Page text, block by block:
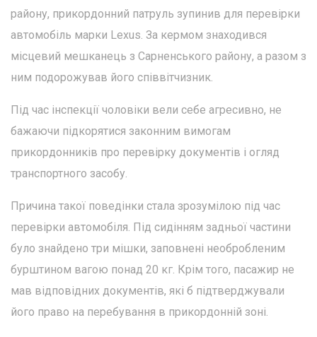
району, прикордонний патруль зупинив для перевірки
автомобіль марки Lexus. За кермом знаходився
місцевий мешканець з Сарненського району, а разом з
ним подорожував його співвітчизник.
Під час інспекції чоловіки вели себе агресивно, не
бажаючи підкорятися законним вимогам
прикордонників про перевірку документів і огляд
транспортного засобу.
Причина такої поведінки стала зрозумілою під час
перевірки автомобіля. Під сидінням задньої частини
було знайдено три мішки, заповнені необробленим
бурштином вагою понад 20 кг. Крім того, пасажир не
мав відповідних документів, які б підтверджували
його право на перебування в прикордонній зоні.